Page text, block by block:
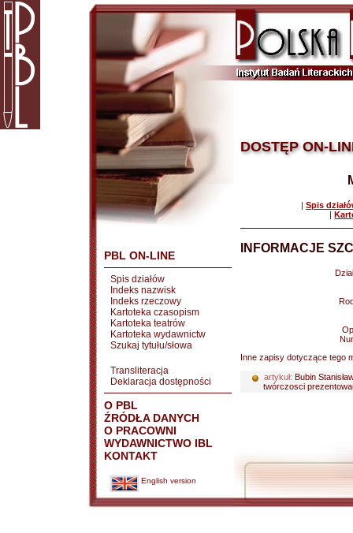
PBL ON-LINE
Spis działów
Indeks nazwisk
Indeks rzeczowy
Kartoteka czasopism
Kartoteka teatrów
Kartoteka wydawnictw
Szukaj tytułu/słowa
Transliteracja
Deklaracja dostępności
O PBL
ŹRÓDŁA DANYCH
O PRACOWNI
WYDAWNICTWO IBL
KONTAKT
English version
DOSTĘP ON-
| Spis
|
INFORMACJE
Inne zapisy dotyczące tego
artykuł: Bubin
twórczosci